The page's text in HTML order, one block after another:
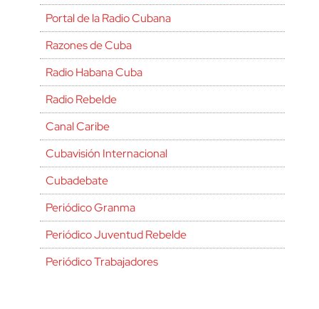
Portal de la Radio Cubana
Razones de Cuba
Radio Habana Cuba
Radio Rebelde
Canal Caribe
Cubavisión Internacional
Cubadebate
Periódico Granma
Periódico Juventud Rebelde
Periódico Trabajadores